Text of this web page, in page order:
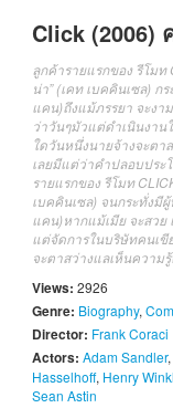
Click (2006)
ลูกค้ารายแรกของ รีโมท
น่า” (เคท เบคคินเซล) กร
แคน)ถึงแม้ภรรยา จะงาม
ว่าวันๆมัวแต่ดำเนินงาน
ใดวันหนึ่งนายจ้างจะตา
เลยมีแต่ว่าคำปลอบประ
รายแรกของ รีโมท
เบคคินเซล) จนกระทั่งมีผู้
แคน)หากแม้เมีย จะสวย
แต่จัดการในบริษัทคนเขี
จะตาสว่างแลเห็นความ
Views: 2926
Genre: Biography,
Director: Frank Coraci
Actors: Adam Sandler,
Hasselhoff, Henry
Sean Astin